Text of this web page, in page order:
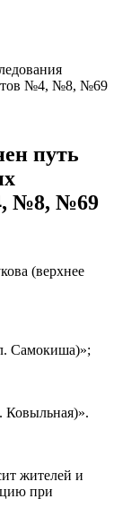
в
08.06.2026
и Крыму — цены,
дополнительные
в ближайшее
работы ведутся
№4, №8, №69
путь
№8, №69
(верхнее
Самокиша)»;
Ковыльная)».
жителей и
при